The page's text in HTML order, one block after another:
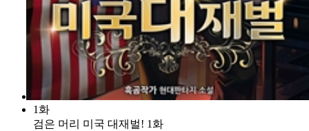
1화
검은 머리 미국 대재벌! 1화